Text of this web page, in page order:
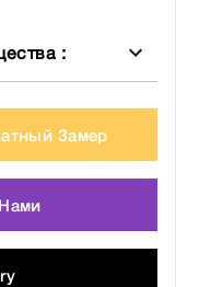
:
Замер